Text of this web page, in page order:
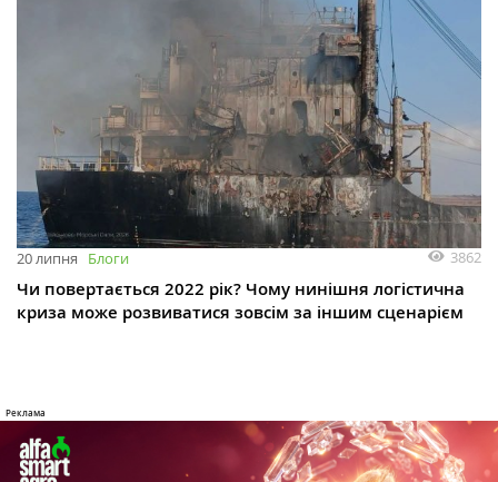
20 липня Блоги 3862
Чи повертається 2022 рік? Чому нинішня логістична
криза може розвиватися зовсім за іншим сценарієм